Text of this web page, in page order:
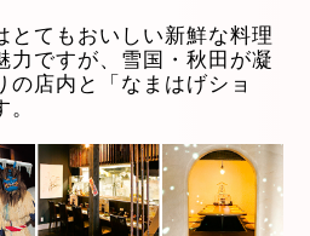
とてもおいしい新鮮な料理
力ですが、雪国・秋田が凝
の店内と「なまはげショ